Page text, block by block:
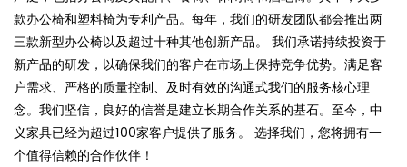
款办公椅和塑料椅为专利产品。每年，我们的研发团队都会推出两
三款新型办公椅以及超过十种其他创新产品。 我们承诺持续投资于
新产品的研发，以确保我们的客户在市场上保持竞争优势。满足客
户需求、严格的质量控制、及时有效的沟通式我们的服务核心理
念。我们坚信，良好的信誉是建立长期合作关系的基石。至今，中
义家具已经为超过100家客户提供了服务。 选择我们，您将拥有一
个值得信赖的合作伙伴！